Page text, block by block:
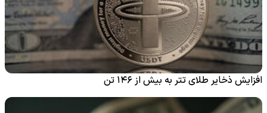
افزایش ذخایر طلای تتر به بیش از ۱۴۶ تن